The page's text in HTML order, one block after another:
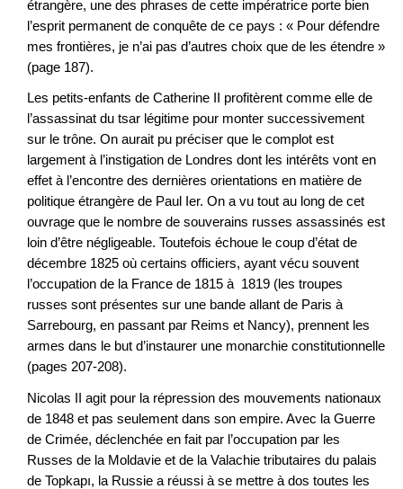
étrangère, une des phrases de cette impératrice porte bien
l’esprit permanent de conquête de ce pays : « Pour défendre
mes frontières, je n’ai pas d’autres choix que de les étendre »
(page 187).
Les petits-enfants de Catherine II profitèrent comme elle de
l’assassinat du tsar légitime pour monter successivement
sur le trône. On aurait pu préciser que le complot est
largement à l’instigation de Londres dont les intérêts vont en
effet à l’encontre des dernières orientations en matière de
politique étrangère de Paul Ier. On a vu tout au long de cet
ouvrage que le nombre de souverains russes assassinés est
loin d’être négligeable. Toutefois échoue le coup d’état de
décembre 1825 où certains officiers, ayant vécu souvent
l’occupation de la France de 1815 à 1819 (les troupes
russes sont présentes sur une bande allant de Paris à
Sarrebourg, en passant par Reims et Nancy), prennent les
armes dans le but d’instaurer une monarchie constitutionnelle
(pages 207-208).
Nicolas II agit pour la répression des mouvements nationaux
de 1848 et pas seulement dans son empire. Avec la Guerre
de Crimée, déclenchée en fait par l’occupation par les
Russes de la Moldavie et de la Valachie tributaires du palais
de Topkapı, la Russie a réussi à se mettre à dos toutes les